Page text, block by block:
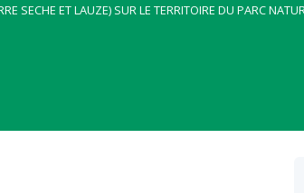
SECHE ET LAUZE) SUR LE TERRITOIRE DU PARC